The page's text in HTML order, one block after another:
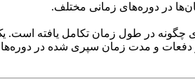
در دوره‌های زمانی مختلف.
در طول زمان تکامل یافته است.
دفعات و مدت زمان سپری شده در